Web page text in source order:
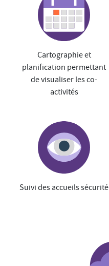
Cartographie et
planification permettant
de visualiser les co-
activités
Suivi des accueils sécurité